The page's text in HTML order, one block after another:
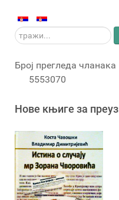
тражи...
Број прегледа чланака
5553070
Новe књигe за